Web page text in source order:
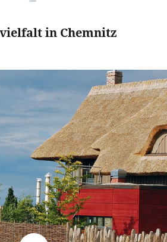
in Chemnitz